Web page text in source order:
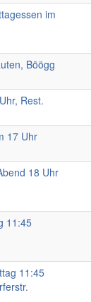
im
Böögg
Rest.
17 Uhr
18 Uhr
11:45
11:45